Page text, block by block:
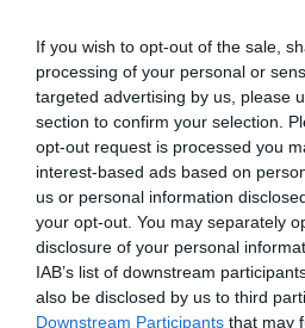
If you wish to opt-out of the sale,
processing of your personal or
targeted advertising by us, please
section to confirm your selection.
opt-out request is processed you
interest-based ads based on
us or personal information
your opt-out. You may separately
disclosure of your personal
IAB’s list of downstream
also be disclosed by us to third
Downstream Participants that may
See
more
Articolul anterior
Forza Nuova: “Imigranţi,
acasă!”
Următorul articol
Tiberiu Mugurel Dinu,
general la Torino